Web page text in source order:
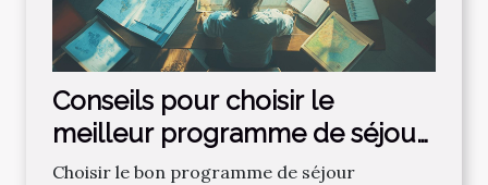
Conseils pour choisir le
meilleur programme de séjour
linguistique
Choisir le bon programme de séjour